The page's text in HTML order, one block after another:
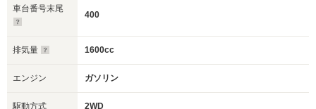
車台番号末尾
400
排気量 1600cc
エンジン ガソリン
駆動方式 2WD